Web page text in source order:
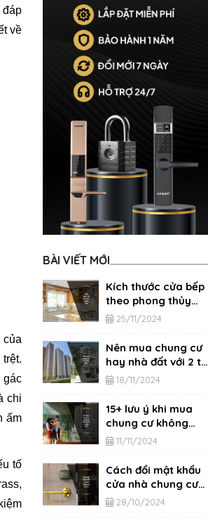
đáp
về
của
gác
chi
ấm
tố
BÀI VIẾT MỚI
Kích thước cửa bếp
theo phong thủy
chính xác nhất
25/11/2024
Nên mua chung cư
hay nhà đất với 2 tỷ,
3 tỷ, 4 tỷ?
18/11/2024
15+ lưu ý khi mua
chung cư không
phải ai cũng biết
11/11/2024
Cách đổi mật khẩu
cửa nhà chung cư
từ A-Z
28/10/2024